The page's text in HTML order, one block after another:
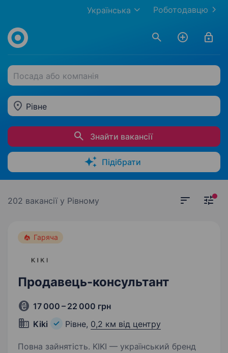
Роботодавцю
Українська
Посада або компанія
Рівне
Знайти вакансії
Підібрати
202 вакансії у Рівному
Гаряча
Продавець-консультант
17 000 – 22 000 грн
Kiki
Рівне, 0,2 км від центру
Повна зайнятість. KIKI — український бренд